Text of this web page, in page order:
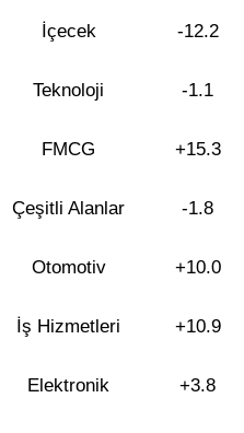
İçecek -12.2
Teknoloji -1.1
FMCG +15.3
Çeşitli Alanlar -1.8
Otomotiv +10.0
İş Hizmetleri +10.9
Elektronik +3.8